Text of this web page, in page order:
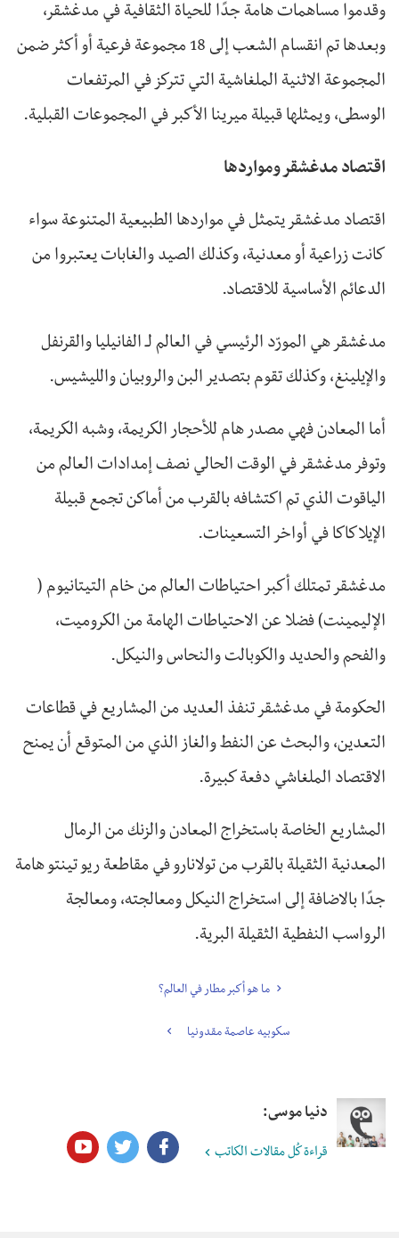
وقدموا مساهمات هامة جدًا للحياة الثقافية في مدغشقر،
وبعدها تم انقسام الشعب إلى 18 مجموعة فرعية أو أكثر ضمن
المجموعة الاثنية الملغاشية التي تتركز في المرتفعات
الوسطى، ويمثلها قبيلة ميرينا الأكبر في المجموعات القبلية.
اقتصاد مدغشقر ومواردها
اقتصاد مدغشقر يتمثل في مواردها الطبيعية المتنوعة سواء
كانت زراعية أو معدنية، وكذلك الصيد والغابات يعتبروا من
الدعائم الأساسية للاقتصاد.
مدغشقر هي المورّد الرئيسي في العالم لـ الفانيليا والقرنفل
والإيلينغ، وكذلك تقوم بتصدير البن والروبيان والليشيس.
أما المعادن فهي مصدر هام للأحجار الكريمة، وشبه الكريمة،
وتوفر مدغشقر في الوقت الحالي نصف إمدادات العالم من
الياقوت الذي تم اكتشافه بالقرب من أماكن تجمع قبيلة
الإيلاكاكا في أواخر التسعينات.
مدغشقر تمتلك أكبر احتياطات العالم من خام التيتانيوم (
الإليمينت) فضلا عن الاحتياطات الهامة من الكروميت،
والفحم والحديد والكوبالت والنحاس والنيكل.
الحكومة في مدغشقر تنفذ العديد من المشاريع في قطاعات
التعدين، والبحث عن النفط والغاز الذي من المتوقع أن يمنح
الاقتصاد الملغاشي دفعة كبيرة.
المشاريع الخاصة باستخراج المعادن والزنك من الرمال
المعدنية الثقيلة بالقرب من تولانارو في مقاطعة ريو تينتو هامة
جدًا بالاضافة إلى استخراج النيكل ومعالجته، ومعالجة
الرواسب النفطية الثقيلة البرية.
ما هو أكبر مطار في العالم؟
سكوبيه عاصمة مقدونيا
دنيا موسى:
قراءة كُل مقالات الكاتب